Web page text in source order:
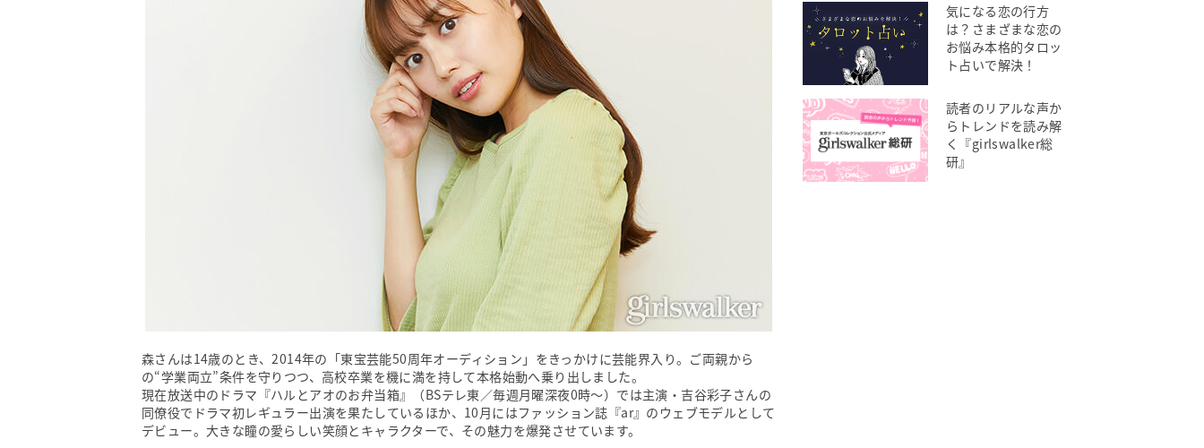
森さんは14歳のとき、2014年の「東宝芸能50周年オーディション」をきっかけに芸能界入り。ご両親から
の“学業両立”条件を守りつつ、高校卒業を機に満を持して本格始動へ乗り出しました。
現在放送中のドラマ『ハルとアオのお弁当箱』（BSテレ東／毎週月曜深夜0時～）では主演・吉谷彩子さんの
同僚役でドラマ初レギュラー出演を果たしているほか、10月にはファッション誌『ar』のウェブモデルとして
デビュー。大きな瞳の愛らしい笑顔とキャラクターで、その魅力を爆発させています。
気になる恋の行方
は？さまざまな恋の
お悩み本格的タロッ
ト占いで解決！
読者のリアルな声か
らトレンドを読み解
く『girlswalker総
研』